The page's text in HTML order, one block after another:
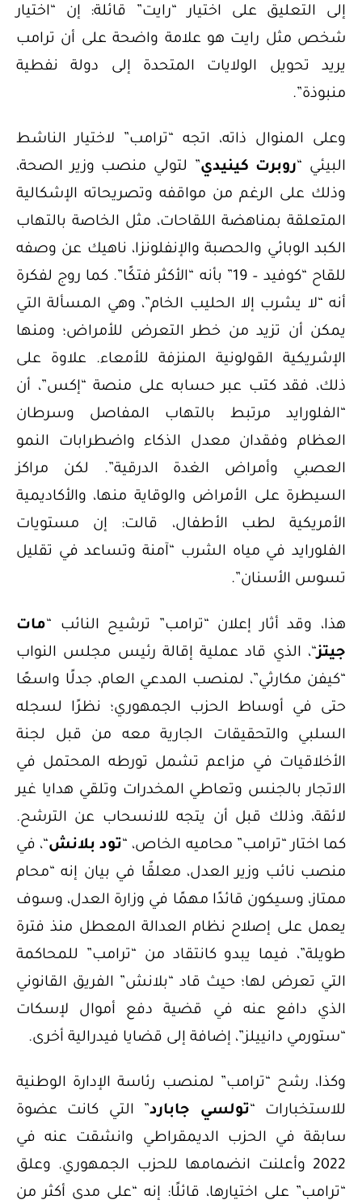
إلى التعليق على اختيار “رايت” قائلة: إن “اختيار
شخص مثل رايت هو علامة واضحة على أن ترامب
يريد تحويل الولايات المتحدة إلى دولة نفطية
منبوذة”.
وعلى المنوال ذاته، اتجه “ترامب” لاختيار الناشط
البيئي “ روبرت كينيدي” لتولي منصب وزير الصحة،
وذلك على الرغم من مواقفه وتصريحاته الإشكالية
المتعلقة بمناهضة اللقاحات، مثل الخاصة بالتهاب
الكبد الوبائي والحصبة والإنفلونزا، ناهيك عن وصفه
للقاح “كوفيد – 19” بأنه “الأكثر فتكًا”. كما روج لفكرة
أنه “لا يشرب إلا الحليب الخام”، وهي المسألة التي
يمكن أن تزيد من خطر التعرض للأمراض؛ ومنها
الإشريكية القولونية المنزفة للأمعاء. علاوة على
ذلك، فقد كتب عبر حسابه على منصة “إكس”، أن
“الفلورايد مرتبط بالتهاب المفاصل وسرطان
العظام وفقدان معدل الذكاء واضطرابات النمو
العصبي وأمراض الغدة الدرقية”. لكن مراكز
السيطرة على الأمراض والوقاية منها، والأكاديمية
الأمريكية لطب الأطفال، قالت: إن مستويات
الفلورايد في مياه الشرب “آمنة وتساعد في تقليل
تسوس الأسنان”.
هذا، وقد أثار إعلان “ترامب” ترشيح النائب “
مات
جيتز“، الذي قاد عملية إقالة رئيس مجلس النواب
“كيفن مكارثي”، لمنصب المدعي العام، جدلًا واسعًا
حتى في أوساط الحزب الجمهوري؛ نظرًا لسجله
السلبي والتحقيقات الجارية معه من قبل لجنة
الأخلاقيات في مزاعم تشمل تورطه المحتمل في
الاتجار بالجنس وتعاطي المخدرات وتلقي هدايا غير
لائقة، وذلك قبل أن يتجه للانسحاب عن الترشح.
كما اختار “ترامب” محاميه الخاص، “ تود بلانش“، في
منصب نائب وزير العدل، معلقًا في بيان إنه “محام
ممتاز، وسيكون قائدًا مهمًا في وزارة العدل، وسوف
يعمل على إصلاح نظام العدالة المعطل منذ فترة
طويلة”، فيما يبدو كانتقاد من “ترامب” للمحاكمة
التي تعرض لها؛ حيث قاد “بلانش” الفريق القانوني
الذي دافع عنه في قضية دفع أموال لإسكات
“ستورمي دانييلز”، إضافة إلى قضايا فيدرالية أخرى.
وكذا، رشح “ترامب” لمنصب رئاسة الإدارة الوطنية
للاستخبارات “
تولسي جابارد” التي كانت عضوة
سابقة في الحزب الديمقراطي وانشقت عنه في
2022 وأعلنت انضمامها للحزب الجمهوري. وعلق
“ترامب” على اختيارها، قائلًا: إنه “على مدى أكثر من